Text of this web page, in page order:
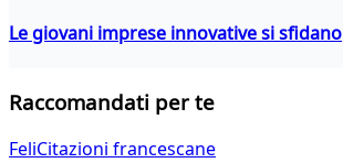
Le giovani imprese innovative si sfidano
Raccomandati per te
FeliCitazioni francescane